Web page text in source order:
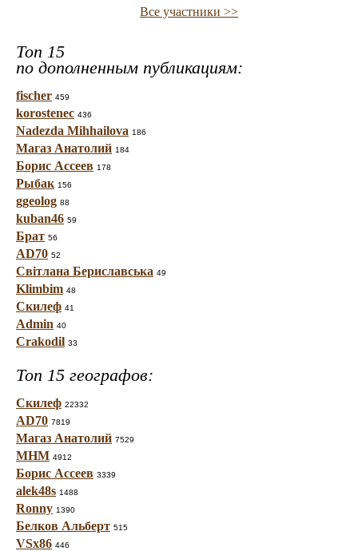
Все участники >>
Топ 15
по дополненным публикациям:
fischer 459
korostenec 436
Nadezda Mihhailova 186
Магаз Анатолий 184
Борис Ассеев 178
Рыбак 156
ggeolog 88
kuban46 59
Брат 56
AD70 52
Світлана Бериславська 49
Klimbim 48
Скилеф 41
Admin 40
Crakodil 33
Топ 15 географов:
Скилеф 22332
AD70 7819
Магаз Анатолий 7529
МНМ 4912
Борис Ассеев 3339
alek48s 1488
Ronny 1390
Белков Альберт 515
VSx86 446